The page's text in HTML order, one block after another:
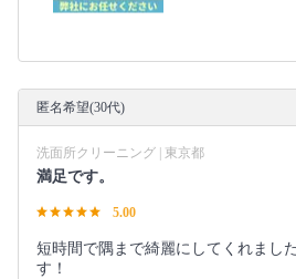
匿名希望(30代)
洗面所クリーニング | 東京都
満足です。
5.00
短時間で隅まで綺麗にしてくれまし
す！